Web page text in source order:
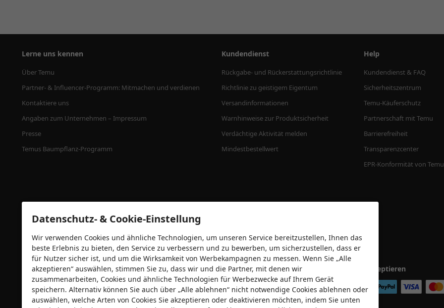
Lerne uns kennen
Über Temu
Partner- & Influencer-Programm: Mitmachen und verdienen
Kontaktiere uns
Angaben zum Unternehmen – Impressum
Presse
Temus Baumpflanz-Programm
Kundendienst
Rückgabe- und Rückerstattungsrichtlinie
Richtlinie zu geistigem Eigentum
Versandinformationen
Warnhinweise zur Produktsicherheit
Verdächtige Aktivität melden
Mindestbestellwert
Help
Kundendienst & FAQ
Sicherheitszentrum
Temu-Käuferschutz
Partnerschaft mit Temu
Barrierefreiheit
Transparenzcenter
EPR-Konformität von Temu
Sicherheitszertifizierungen Wir akzeptieren
Datenschutz- & Cookie-Einstellung
Wir verwenden Cookies und ähnliche Technologien, um unseren Service bereitzustellen, Ihnen das
beste Erlebnis zu bieten, den Service zu verbessern und zu bewerben, um sicherzustellen, dass er
für Nutzer sicher ist, und um die Wirksamkeit von Werbekampagnen zu messen. Wenn Sie „Alle
akzeptieren“ auswählen, stimmen Sie zu, dass wir und die Partner, mit denen wir
zusammenarbeiten, Cookies und ähnliche Technologien für Werbezwecke auf Ihrem Gerät
speichern. Alternativ können Sie auch über „Alle ablehnen“ nicht notwendige Cookies ablehnen oder
auswählen, welche Arten von Cookies Sie akzeptieren oder deaktivieren möchten, indem Sie unten